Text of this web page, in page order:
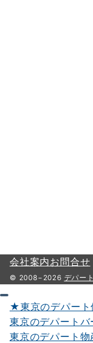
会社案内お問合せ
© 2008−2026 デパー
★東京のデパー
東京のデパートバ
東京のデパート物